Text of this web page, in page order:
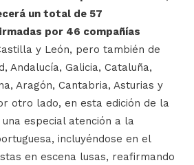
un total de 57
por 46 compañías
y León, pero también de
Andalucía, Galicia, Cataluña,
Aragón, Cantabria, Asturias y
otro lado, en esta edición de la
especial atención a la
incluyéndose en el
en escena lusas, reafirmando